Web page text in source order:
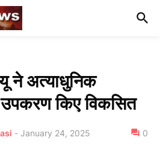
ने अत्याधुनिक
उपकरण किए विकसित
- January 24, 2025 0